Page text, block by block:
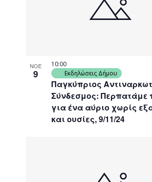
ΝΟΕ
9
Παγκύπριος
Σύνδεσμος: Περπατάμε
για ένα αύριο χωρίς
και ουσίες, 9/11/24
10:00
Εκδηλώσεις Δήμου